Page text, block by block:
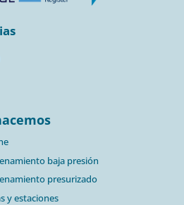
baja presión
presurizado
y estaciones